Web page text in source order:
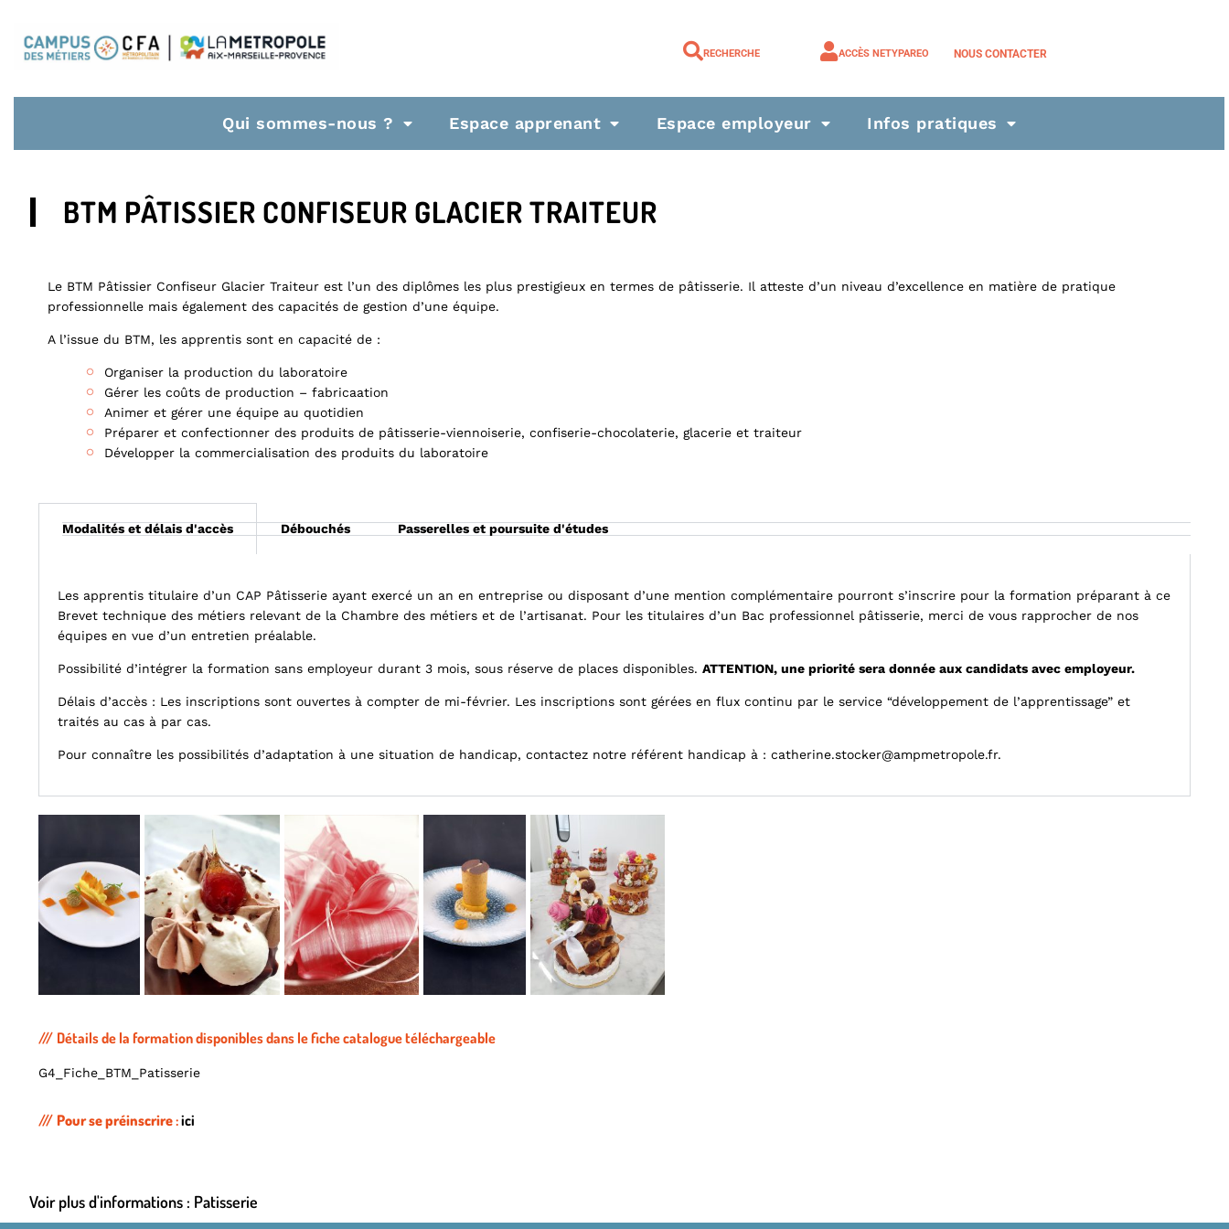
RECHERCHE ACCÈS NETYPAREO NOUS CONTACTER
Qui sommes-nous ? Espace apprenant Espace employeur Infos pratiques
BTM PÂTISSIER CONFISEUR GLACIER TRAITEUR
Le BTM Pâtissier Confiseur Glacier Traiteur est l’un des diplômes les plus prestigieux en termes de pâtisserie. Il atteste d’un niveau d’excellence en matière de pratique
professionnelle mais également des capacités de gestion d’une équipe.
A l’issue du BTM, les apprentis sont en capacité de :
Organiser la production du laboratoire
Gérer les coûts de production – fabricaation
Animer et gérer une équipe au quotidien
Préparer et confectionner des produits de pâtisserie-viennoiserie, confiserie-chocolaterie, glacerie et traiteur
Développer la commercialisation des produits du laboratoire
Modalités et délais d'accès Débouchés Passerelles et poursuite d'études
Les apprentis titulaire d’un CAP Pâtisserie ayant exercé un an en entreprise ou disposant d’une mention complémentaire pourront s’inscrire pour la formation préparant à ce
Brevet technique des métiers relevant de la Chambre des métiers et de l’artisanat. Pour les titulaires d’un Bac professionnel pâtisserie, merci de vous rapprocher de nos
équipes en vue d’un entretien préalable.
Possibilité d’intégrer la formation sans employeur durant 3 mois, sous réserve de places disponibles. ATTENTION, une priorité sera donnée aux candidats avec employeur.
Délais d’accès : Les inscriptions sont ouvertes à compter de mi-février. Les inscriptions sont gérées en flux continu par le service “développement de l’apprentissage” et
traités au cas à par cas.
Pour connaître les possibilités d’adaptation à une situation de handicap, contactez notre référent handicap à : catherine.stocker@ampmetropole.fr.
Détails de la formation disponibles dans le fiche catalogue téléchargeable
G4_Fiche_BTM_Patisserie
Pour se préinscrire:ici
Voir plus d'informations : Patisserie